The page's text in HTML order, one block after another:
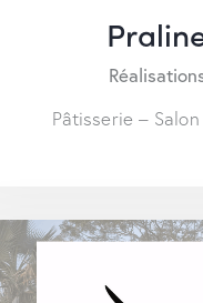
Pâtisserie –